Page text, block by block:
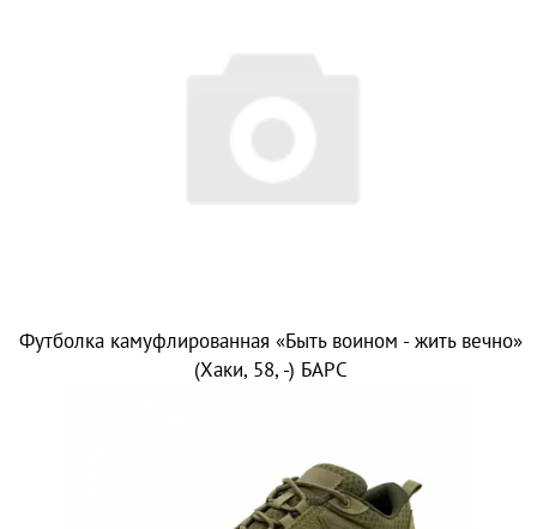
Футболка камуфлированная «Быть воином - жить вечно»
(Хаки, 58, -) БАРС